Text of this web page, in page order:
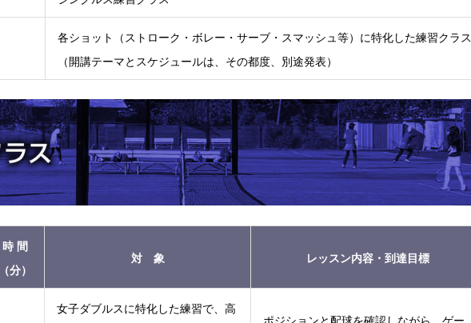
各ショット（ストローク・ボレー・サーブ・スマッシュ等）に特化した練習クラス
（開講テーマとスケジュールは、その都度、別途発表）
時 間
（分）
対 象 レッスン内容・到達⽬標
女子ダブルスに特化した練習で、高
ポジションと配球を確認しながら、ゲー